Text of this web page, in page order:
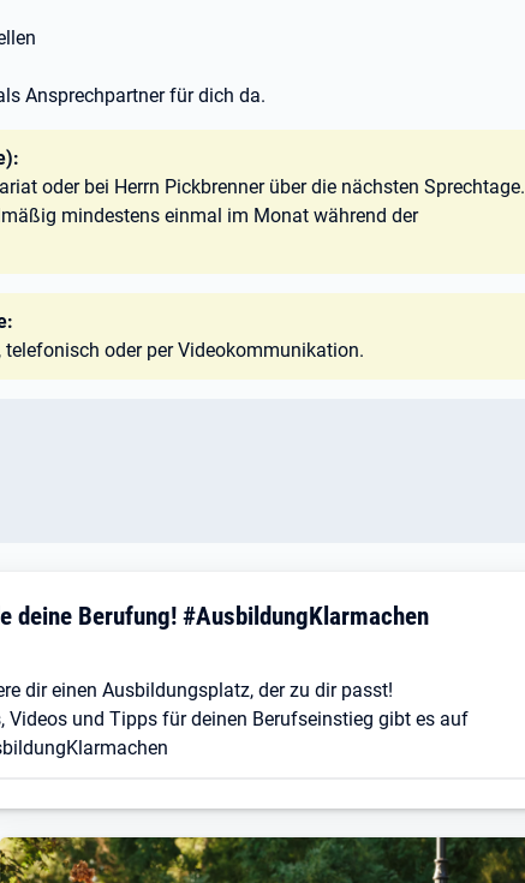
Ansprechpartner für dich da.
oder bei Herrn Pickbrenner über die nächsten Sprechtage.
mindestens einmal im Monat während der
oder per Videokommunikation.
deine Berufung! #AusbildungKlarmachen
dir einen Ausbildungsplatz, der zu dir passt!
Videos und Tipps für deinen Berufseinstieg gibt es auf